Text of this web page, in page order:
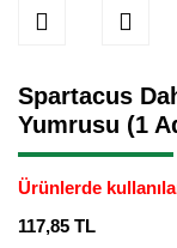
Spartacus
Yumrusu (1
Ürünlerde
117,85 TL